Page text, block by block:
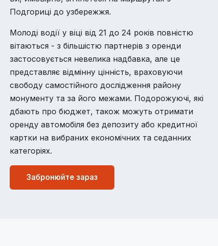
Подгориці до узбережжя.
Молоді водії у віці від 21 до 24 років повністю
вітаються - з більшістю партнерів з оренди
застосовується невелика надбавка, але це
представляє відмінну цінність, враховуючи
свободу самостійного дослідження району
монументу та за його межами. Подорожуючі, які
дбають про бюджет, також можуть отримати
оренду автомобіля без депозиту або кредитної
картки на вибраних економічних та седанних
категоріях.
Забронюйте зараз